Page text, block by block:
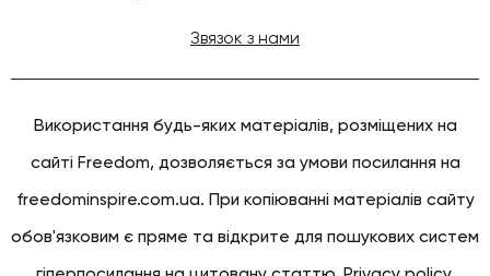
Звязок з нами
Використання будь-яких матеріалів, розміщених на
сайті Freedom, дозволяється за умови посилання на
freedominspire.com.ua. При копіюванні матеріалів сайту
обов'язковим є пряме та відкрите для пошукових систем